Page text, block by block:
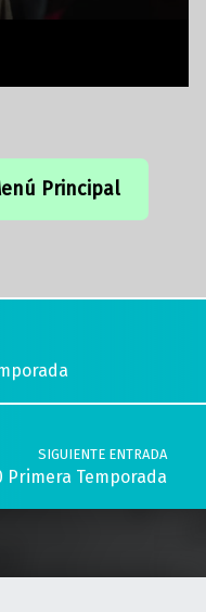
Principal
SIGUIENTE ENTRADA
Primera Temporada